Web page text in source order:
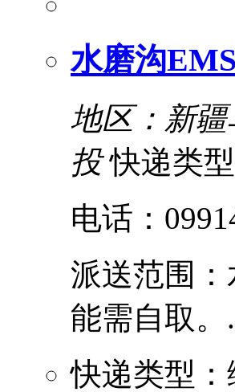
水磨沟
地区：新
投 快递类
电话：
派送范围
能需自取。
快递类型：